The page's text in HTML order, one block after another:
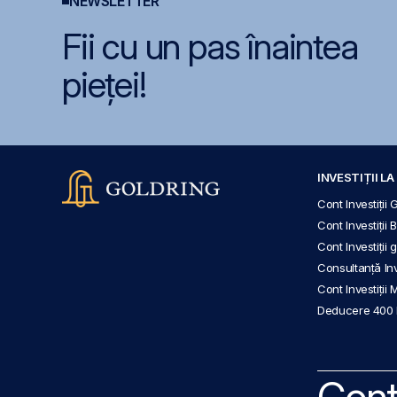
Fii cu un pas înaintea
pieței!
INVESTIȚII LA
Cont Investiții
Cont Investiții
Cont Investiții
Consultanță
Cont Investiții
Deducere 400